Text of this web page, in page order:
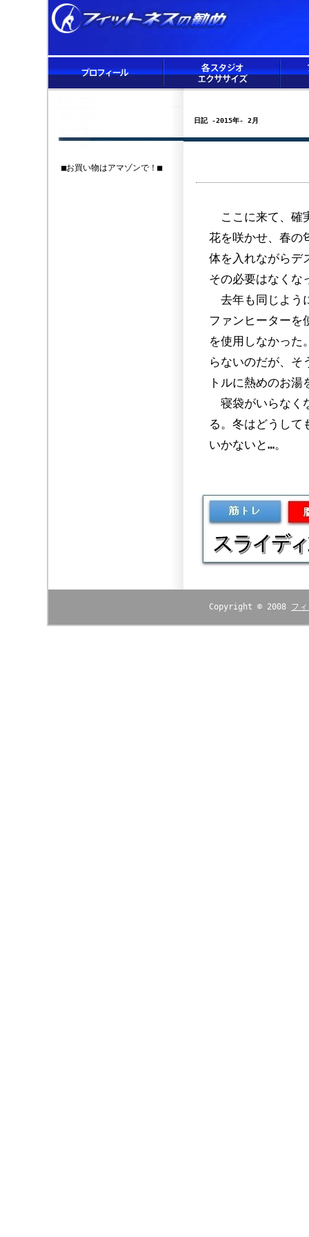
■お買い物はアマゾンで！■
日記 -2015年- 2月
ここに来て、確
花を咲かせ、春の
体を入れながらデ
その必要はなくな
去年も同じよう
ファンヒーターを
を使用しなかった
らないのだが、そ
トルに熱めのお
寝袋がいらなく
る。冬はどうして
いかないと…。
Copyright © 2008 フ